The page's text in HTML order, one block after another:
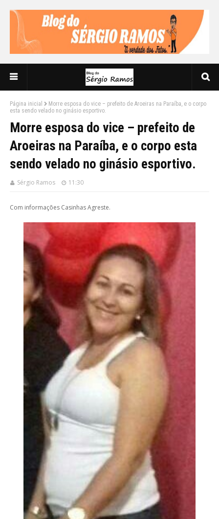
Página inicial
Morre esposa do vice – prefeito de Aroeiras na Paraíba, e o corpo
esta sendo velado no ginásio esportivo.
Morre esposa do vice – prefeito de
Aroeiras na Paraíba, e o corpo esta
sendo velado no ginásio esportivo.
Sérgio Ramos 11:30
Com informações Casinhas Agreste.